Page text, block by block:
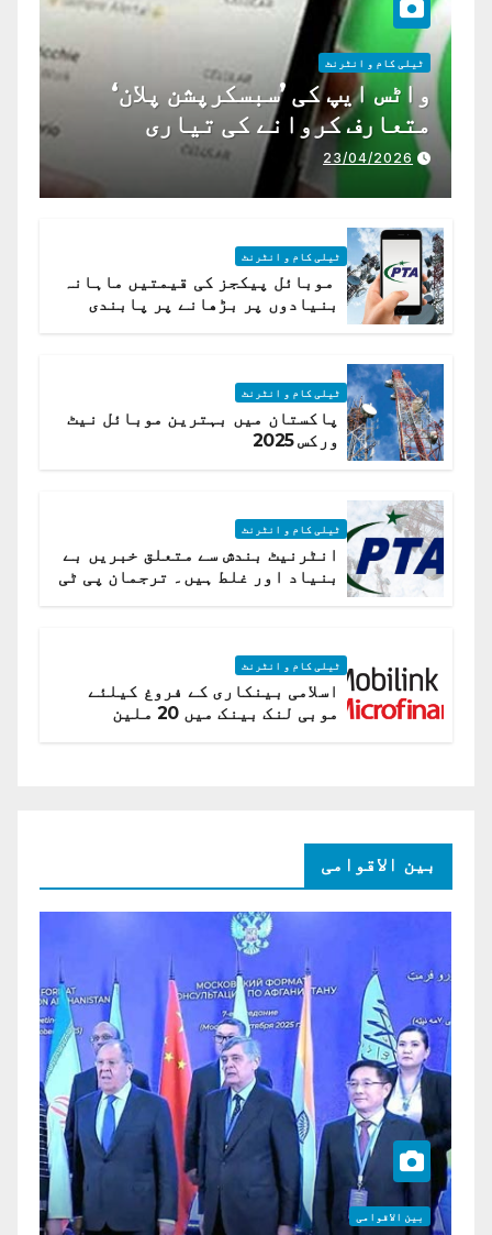
ٹیلی کام و انٹرنٹ
واٹس ایپ کی ’سبسکرپشن پلان‘
متعارف کروانے کی تیاری
23/04/2026
ٹیلی کام و انٹرنٹ
موبائل پیکجز کی قیمتیں ماہانہ
بنیادوں پر بڑھانے پر پابندی
ٹیلی کام و انٹرنٹ
پاکستان میں بہترین موبائل نیٹ
ورکس 2025
ٹیلی کام و انٹرنٹ
انٹرنیٹ بندش سے متعلق خبریں بے
بنیاد اور غلط ہیں۔ ترجمان پی ٹی
ٹیلی کام و انٹرنٹ
اسلامی بینکاری کے فروغ کیلئے
موبی لنک بینک میں 20 ملین
بین الاقوامی
بین الاقوامی